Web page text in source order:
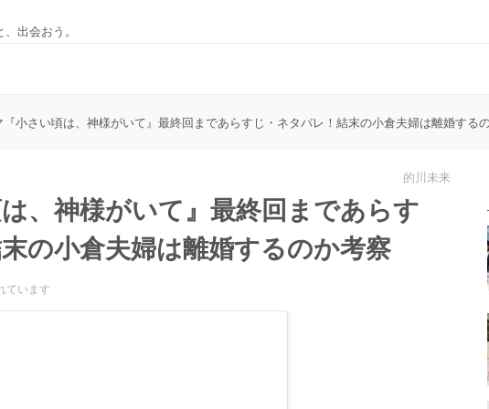
出会おう。
『小さい頃は、神様がいて』最終回まであらすじ・ネタバレ！結末の小倉夫婦は離婚する
的川未来
、神様がいて』最終回まであらす
の小倉夫婦は離婚するのか考察
ています